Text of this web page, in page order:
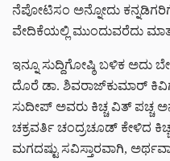
ನೆಪೋಟಿಸಂ ಅನ್ನೋದು
ವೇದಿಕೆಯಲ್ಲಿ ಮುಂದುವರೆದು
ಇನ್ನೂ ಸುದ್ದಿಗೋಷ್ಠಿ ಬಳಿಕ ಅದು
ದೊರೆ ಡಾ. ಶಿವರಾಜ್‌ಕುಮಾರ್ ಕಿವಿಗೂ
ಸುದೀಪ್ ಅವರು ಕಿಚ್ಚ ವಿತ್ ಪಚ್ಚ
ಚಕ್ರವರ್ತಿ ಚಂದ್ರಚೂಡ್ ಕೇಳಿದ
ಮಗದಷ್ಟು ಸವಿಸ್ತಾರವಾಗಿ,